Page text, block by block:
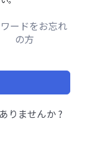
ードをお忘れ
の方
りませんか ?